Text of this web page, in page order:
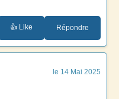
👍 Like Répondre
le 14 Mai 2025